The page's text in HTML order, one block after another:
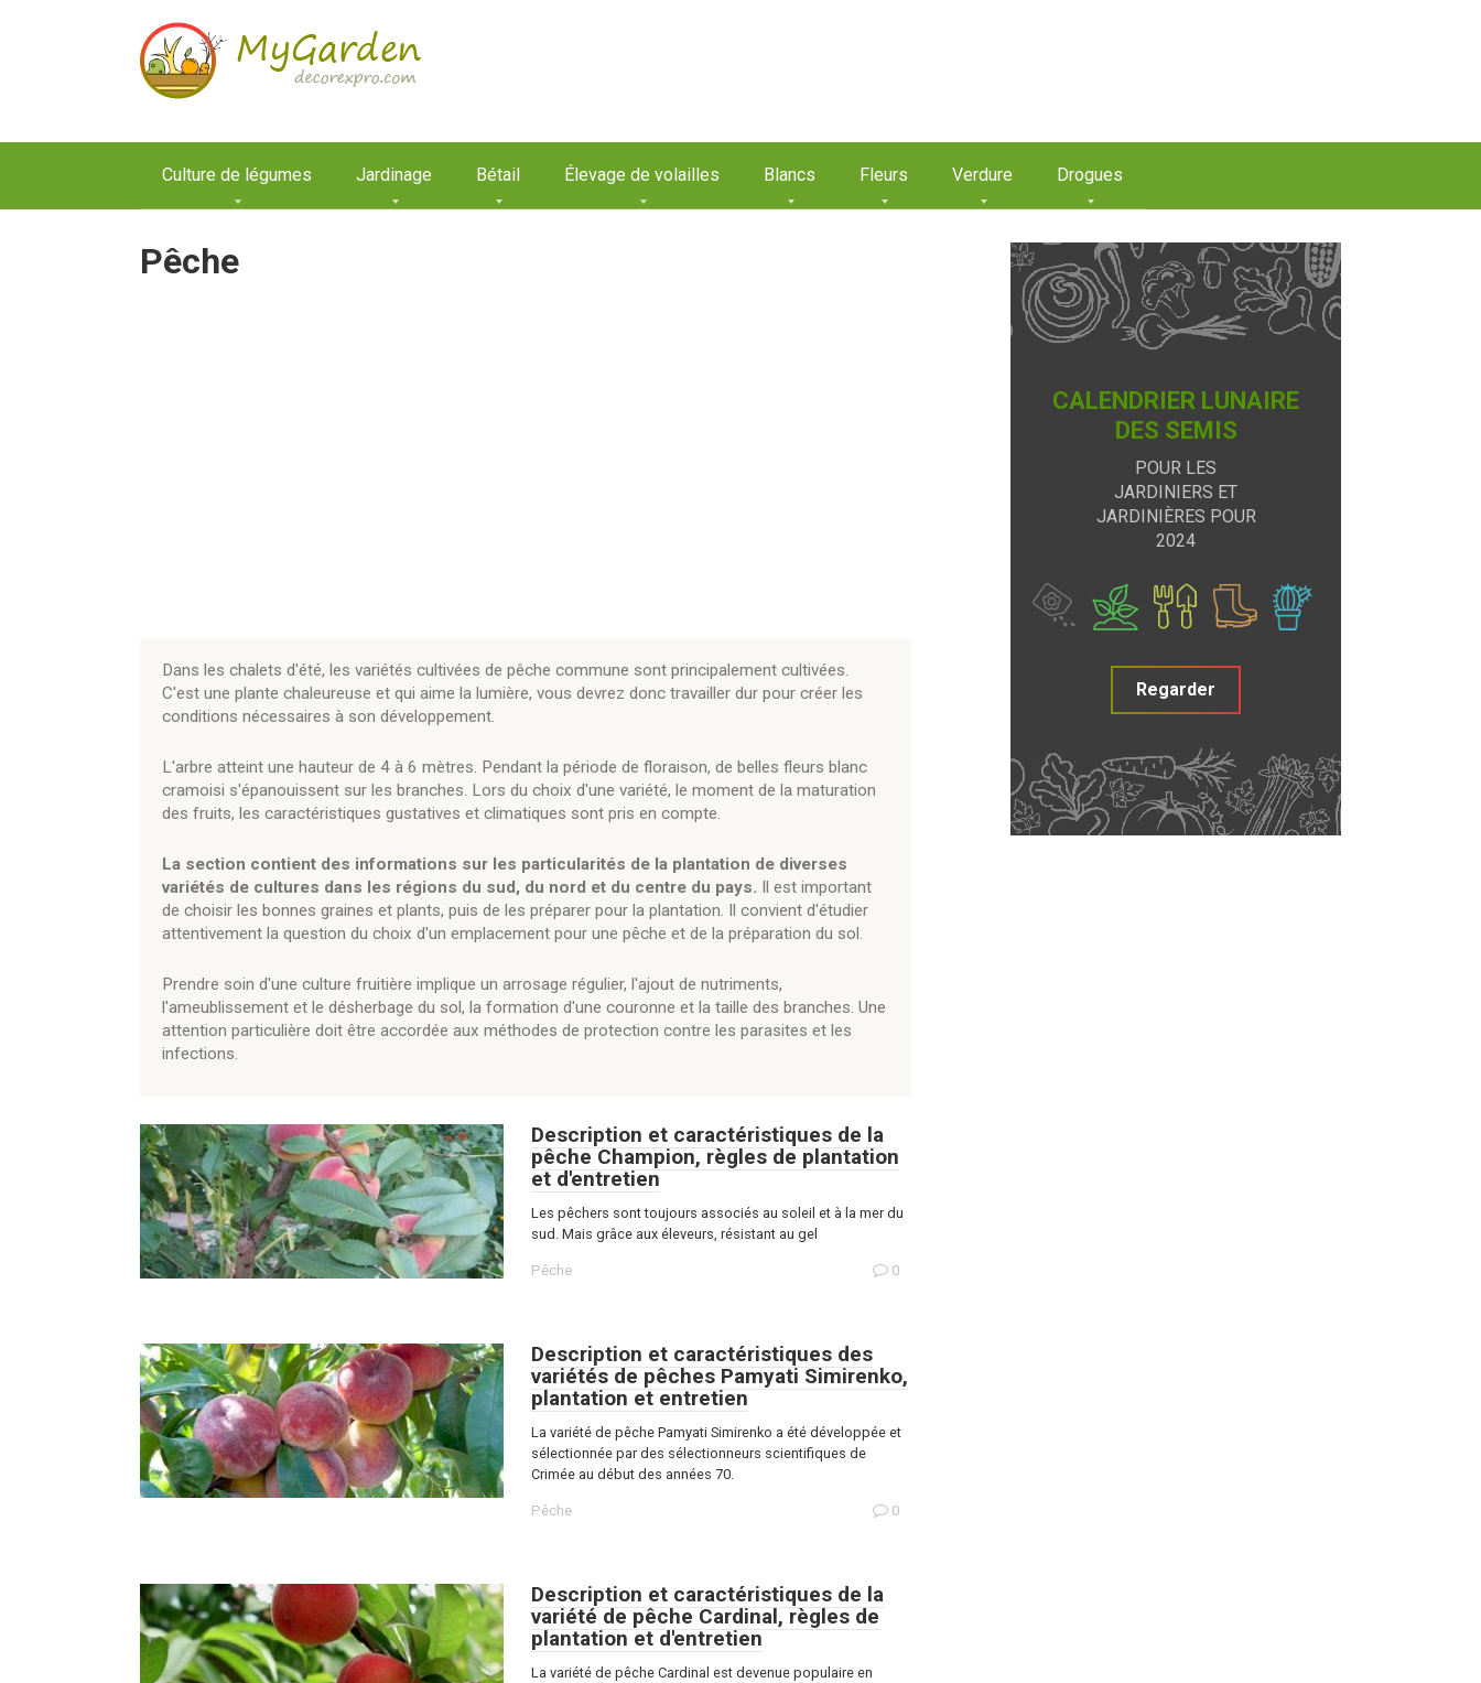
Culture de légumes Jardinage Bétail Élevage de volailles Blancs Fleurs Verdure Drogues
Pêche
Dans les chalets d'été, les variétés cultivées de pêche commune sont principalement cultivées.
C'est une plante chaleureuse et qui aime la lumière, vous devrez donc travailler dur pour créer les
conditions nécessaires à son développement.
L'arbre atteint une hauteur de 4 à 6 mètres. Pendant la période de floraison, de belles fleurs blanc
cramoisi s'épanouissent sur les branches. Lors du choix d'une variété, le moment de la maturation
des fruits, les caractéristiques gustatives et climatiques sont pris en compte.
La section contient des informations sur les particularités de la plantation de diverses
variétés de cultures dans les régions du sud, du nord et du centre du pays. Il est important
de choisir les bonnes graines et plants, puis de les préparer pour la plantation. Il convient d'étudier
attentivement la question du choix d'un emplacement pour une pêche et de la préparation du sol.
Prendre soin d'une culture fruitière implique un arrosage régulier, l'ajout de nutriments,
l'ameublissement et le désherbage du sol, la formation d'une couronne et la taille des branches. Une
attention particulière doit être accordée aux méthodes de protection contre les parasites et les
infections.
Description et caractéristiques de la
pêche Champion, règles de plantation
et d'entretien
Les pêchers sont toujours associés au soleil et à la mer du
sud. Mais grâce aux éleveurs, résistant au gel
Pêche 0
Description et caractéristiques des
variétés de pêches Pamyati Simirenko,
plantation et entretien
La variété de pêche Pamyati Simirenko a été développée et
sélectionnée par des sélectionneurs scientifiques de
Crimée au début des années 70.
Pêche 0
Description et caractéristiques de la
variété de pêche Cardinal, règles de
plantation et d'entretien
La variété de pêche Cardinal est devenue populaire en
CALENDRIER LUNAIRE
DES SEMIS
POUR LES
JARDINIERS ET
JARDINIÈRES POUR
2024
Regarder